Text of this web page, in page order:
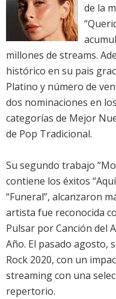
de la
millones de streams.
histórico en su pais
Platino y número de
dos nominaciones en
categorías de Mejor
de Pop Tradicional.
Su segundo trabajo
contiene los éxitos
“Funeral”, alcanzaron
artista fue reconocida
Pulsar por Canción del
Año. El pasado agosto,
Rock 2020, con un
streaming con una
repertorio.